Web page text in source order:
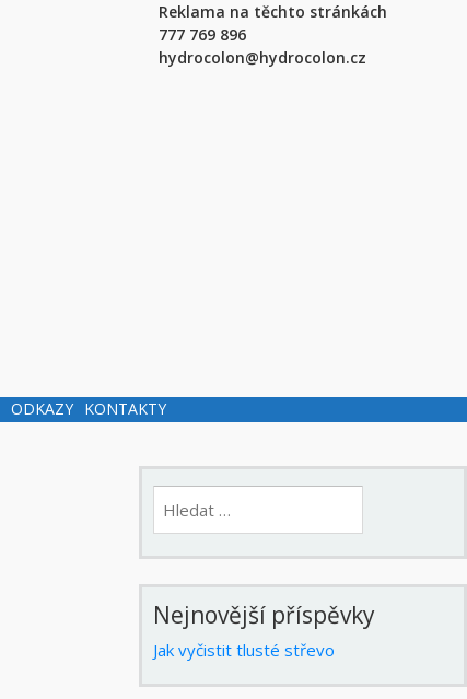
Reklama na těchto stránkách
777 769 896
hydrocolon@hydrocolon.cz
ODKAZY KONTAKTY
Nejnovější příspěvky
Jak vyčistit tlusté střevo